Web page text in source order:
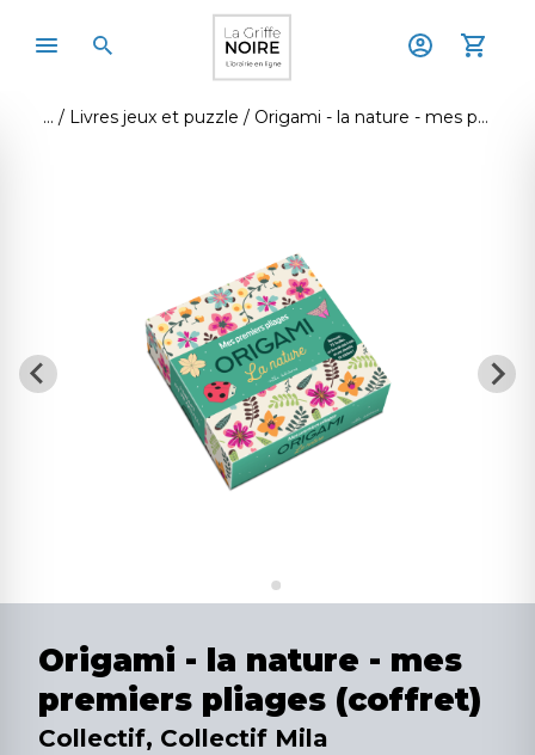
Livres jeux et puzzle Origami - la nature - mes premiers pliages (coffret)
Origami - la nature - mes
premiers pliages (coffret)
Collectif, Collectif Mila